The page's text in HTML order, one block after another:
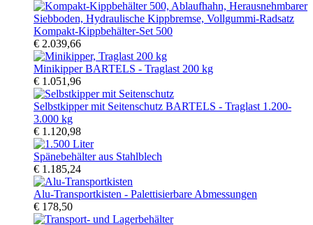
Kompakt-Kippbehälter-Set 500
€ 2.039,66
Minikipper BARTELS - Traglast 200 kg
€ 1.051,96
Selbstkipper mit Seitenschutz BARTELS - Traglast 1.200-
3.000 kg
€ 1.120,98
Spänebehälter aus Stahlblech
€ 1.185,24
Alu-Transportkisten - Palettisierbare Abmessungen
€ 178,50